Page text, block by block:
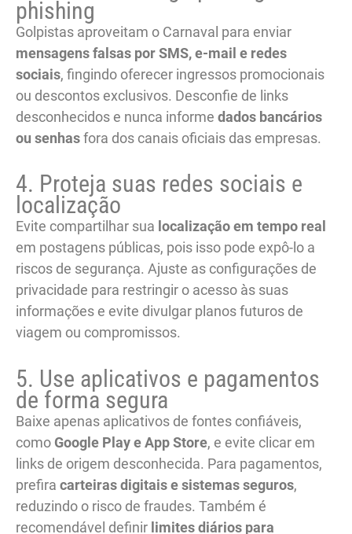
phishing
Golpistas aproveitam o Carnaval para enviar
mensagens falsas por SMS, e-mail e redes
sociais, fingindo oferecer ingressos promocionais
ou descontos exclusivos. Desconfie de links
desconhecidos e nunca informe dados bancários
ou senhasfora dos canais oficiais das empresas.
4. Proteja suas redes sociais e
localização
Evite compartilhar sua localização em tempo real
em postagens públicas, pois isso pode expô-lo a
riscos de segurança. Ajuste as configurações de
privacidade para restringir o acesso às suas
informações e evite divulgar planos futuros de
viagem ou compromissos.
5. Use aplicativos e pagamentos
de forma segura
Baixe apenas aplicativos de fontes confiáveis,
como Google Play e App Store, e evite clicar em
links de origem desconhecida. Para pagamentos,
prefira carteiras digitais e sistemas seguros,
reduzindo o risco de fraudes. Também é
recomendável definir limites diários para